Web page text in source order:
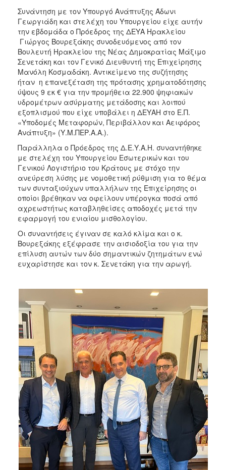
Συνάντηση με τον Υπουργό Ανάπτυξης Άδωνι
Γεωργιάδη και στελέχη του Υπουργείου είχε αυτήν
την εβδομάδα ο Πρόεδρος της ΔΕΥΑ Ηρακλείου
Γιώργος Βουρεξάκης συνοδευόμενος από τον
Βουλευτή Ηρακλείου της Νέας Δημοκρατίας Μάξιμο
Σενετάκη και τον Γενικό Διευθυντή της Επιχείρησης
Μανόλη Κοσμαδάκη. Αντικείμενο της συζήτησης
ήταν η επανεξέταση της πρότασης χρηματοδότησης
ύψους 9 εκ € για την προμήθεια 22.900 ψηφιακών
υδρομέτρων ασύρματης μετάδοσης και λοιπού
εξοπλισμού που είχε υποβάλει η ΔΕΥΑΗ στο Ε.Π.
«Υποδομές Μεταφορών, Περιβάλλον και Αειφόρος
Ανάπτυξη» (Υ.Μ.ΠΕΡ.Α.Α.).
Παράλληλα ο Πρόεδρος της Δ.Ε.Υ.Α.Η. συναντήθηκε
με στελέχη του Υπουργείου Εσωτερικών και του
Γενικού Λογιστήριο του Κράτους με στόχο την
ανεύρεση λύσης με νομοθετική ρύθμιση για το θέμα
των συνταξιούχων υπαλλήλων της Επιχείρησης οι
οποίοι βρέθηκαν να οφείλουν υπέρογκα ποσά από
αχρεωστήτως καταβληθείσες αποδοχές μετά την
εφαρμογή του ενιαίου μισθολογίου.
Οι συναντήσεις έγιναν σε καλό κλίμα και o κ.
Βουρεξάκης εξέφρασε την αισιοδοξία του για την
επίλυση αυτών των δύο σημαντικών ζητημάτων ενώ
ευχαρίστησε και τον κ. Σενετάκη για την αρωγή.